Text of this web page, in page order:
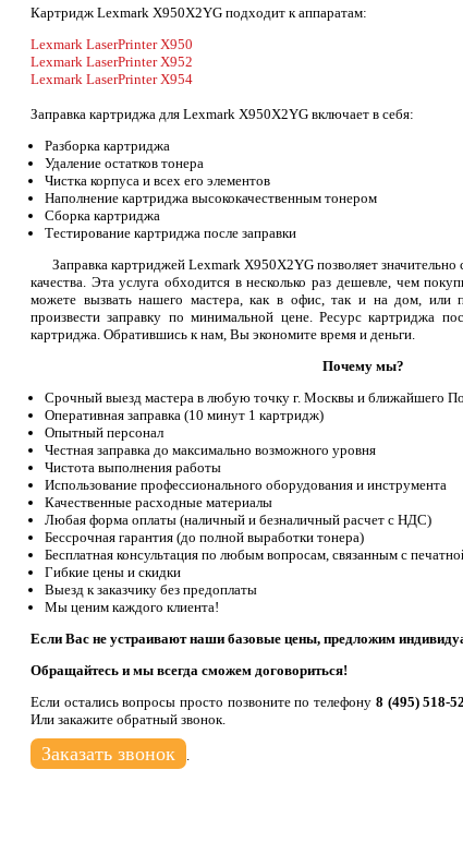
Картридж Lexmark X950X2YG подходит к аппаратам:
Lexmark LaserPrinter X950
Lexmark LaserPrinter X952
Lexmark LaserPrinter X954
Заправка картриджа для Lexmark X950X2YG включает в себя:
Разборка картриджа
Удаление остатков тонера
Чистка корпуса и всех его элементов
Наполнение картриджа высококачественным тонером
Сборка картриджа
Тестирование картриджа после заправки
Заправка картриджей Lexmark X950X2YG позволяет значительно
качества. Эта услуга обходится в несколько раз дешевле, чем
можете вызвать нашего мастера, как в офис, так и на дом, или
произвести заправку по минимальной цене. Ресурс картриджа
картриджа. Обратившись к нам, Вы экономите время и деньги.
Почему мы?
Срочный выезд мастера в любую точку г. Москвы и ближайшего
Оперативная заправка (10 минут 1 картридж)
Опытный персонал
Честная заправка до максимально возможного уровня
Чистота выполнения работы
Использование профессионального оборудования и инструмента
Качественные расходные материалы
Любая форма оплаты (наличный и безналичный расчет с НДС)
Бессрочная гарантия (до полной выработки тонера)
Бесплатная консультация по любым вопросам, связанным с
Гибкие цены и скидки
Выезд к заказчику без предоплаты
Мы ценим каждого клиента!
Если Вас не устраивают наши базовые цены, предложим
Обращайтесь и мы всегда сможем договориться!
Если остались вопросы просто позвоните по телефону 8 (495) 518-
Или закажите обратный звонок.
Заказать звонок